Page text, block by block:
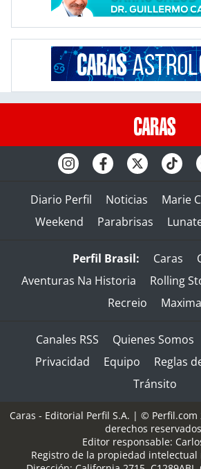
Diario Perfil Noticias Marie
Weekend
Parabrisas
Perfil Brasil: Caras
Aventuras Na Historia
Rolling
Recreio
Maxima
Canales RSS Quienes Somos
Privacidad
Equipo
Reglas
Tránsito
Caras - Editorial Perfil S.A. | © Perfil.com
derechos
Editor responsable:
Registro de la propiedad intelectual